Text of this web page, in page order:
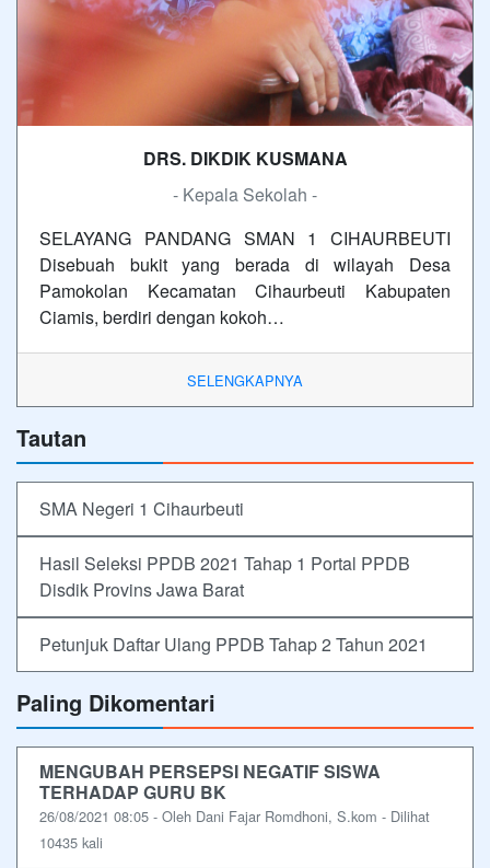
DRS. DIKDIK KUSMANA
- Kepala Sekolah -
SELAYANG PANDANG SMAN 1 CIHAURBEUTI
Disebuah bukit yang berada di wilayah Desa
Pamokolan Kecamatan Cihaurbeuti Kabupaten
Ciamis, berdiri dengan kokoh…
SELENGKAPNYA
Tautan
SMA Negeri 1 Cihaurbeuti
Hasil Seleksi PPDB 2021 Tahap 1 Portal PPDB
Disdik Provins Jawa Barat
Petunjuk Daftar Ulang PPDB Tahap 2 Tahun 2021
Paling Dikomentari
MENGUBAH PERSEPSI NEGATIF SISWA
TERHADAP GURU BK
26/08/2021 08:05 - Oleh Dani Fajar Romdhoni, S.kom - Dilihat
10435 kali